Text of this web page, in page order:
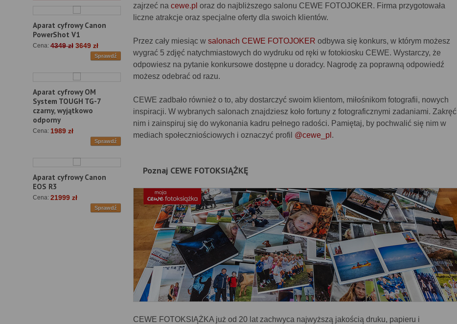
Aparat cyfrowy Canon
PowerShot V1
Cena: 4349 zł 3649 zł
Sprawdź
Aparat cyfrowy OM
System TOUGH TG-7
czarny, wyjątkowo
odporny
Cena: 1989 zł
Sprawdź
Aparat cyfrowy Canon
EOS R3
Cena: 21999 zł
Sprawdź
zajrzeć na cewe.pl oraz do najbliższego salonu CEWE FOTOJOKER. Firma przygotowała
liczne atrakcje oraz specjalne oferty dla swoich klientów.
Przez cały miesiąc w salonach CEWE FOTOJOKER odbywa się konkurs, w którym możesz
wygrać 5 zdjęć natychmiastowych do wydruku od ręki w fotokiosku CEWE. Wystarczy, że
odpowiesz na pytanie konkursowe dostępne u doradcy. Nagrodę za poprawną odpowiedź
możesz odebrać od razu.
CEWE zadbało również o to, aby dostarczyć swoim klientom, miłośnikom fotografii, nowych
inspiracji. W wybranych salonach znajdziesz koło fortuny z fotograficznymi zadaniami. Zakręć
nim i zainspiruj się do wykonania kadru pełnego radości. Pamiętaj, by pochwalić się nim w
mediach społeczniościowych i oznaczyć profil @cewe_pl .
Poznaj CEWE FOTOKSIĄŻKĘ
CEWE FOTOKSIĄŻKA już od 20 lat zachwyca najwyższą jakością druku, papieru i